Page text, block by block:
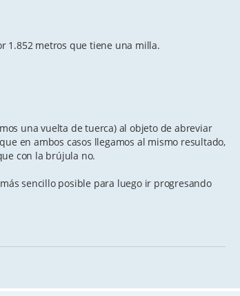
1.852 metros que tiene una milla.
una vuelta de tuerca) al objeto de abreviar
en ambos casos llegamos al mismo resultado,
con la brújula no.
sencillo posible para luego ir progresando